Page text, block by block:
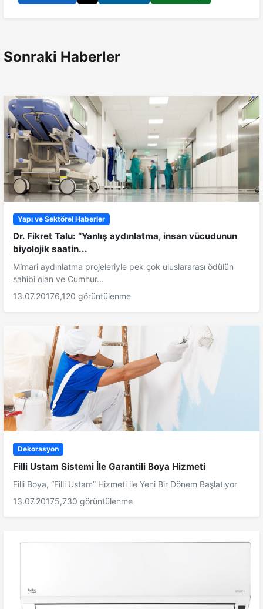
Sonraki Haberler
Yapı ve Sektörel Haberler
Dr. Fikret Talu: “Yanlış aydınlatma, insan vücudunun
biyolojik saatin...
Mimari aydınlatma projeleriyle pek çok uluslararası ödülün
sahibi olan ve Cumhur...
13.07.20176,120 görüntülenme
Dekorasyon
Filli Ustam Sistemi İle Garantili Boya Hizmeti
Filli Boya, “Filli Ustam” Hizmeti ile Yeni Bir Dönem Başlatıyor
13.07.20175,730 görüntülenme